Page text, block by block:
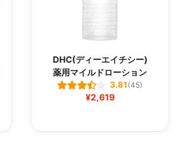
DHC(ディーエイチシー)
薬用マイルドローション
3.81(45)
¥2,619